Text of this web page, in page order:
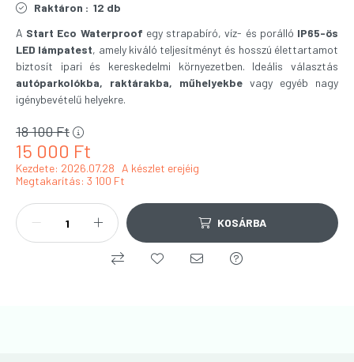
Raktáron : 12 db
A Start Eco Waterproof egy strapabíró, víz- és porálló IP65-ös
LED lámpatest, amely kiváló teljesítményt és hosszú élettartamot
biztosít ipari és kereskedelmi környezetben. Ideális választás
autóparkolókba, raktárakba, műhelyekbe vagy egyéb nagy
igénybevételű helyekre.
15 000 Ft
18 100Ft
Kezdete: 2026.07.28
A készlet erejéig
Megtakarítás 3 100 Ft
KOSÁRBA